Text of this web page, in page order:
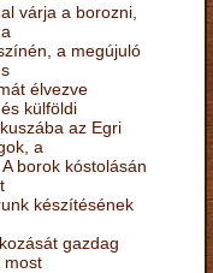
várja a borozni,
a megújuló
élvezve
külföldi
az Egri
a
borok kóstolásán
készítésének
gazdag
most